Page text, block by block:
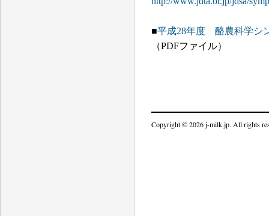
■平成28年度 酪農科学シ
（PDFファイル）
Copyright © 2026 j-milk.jp. All rights